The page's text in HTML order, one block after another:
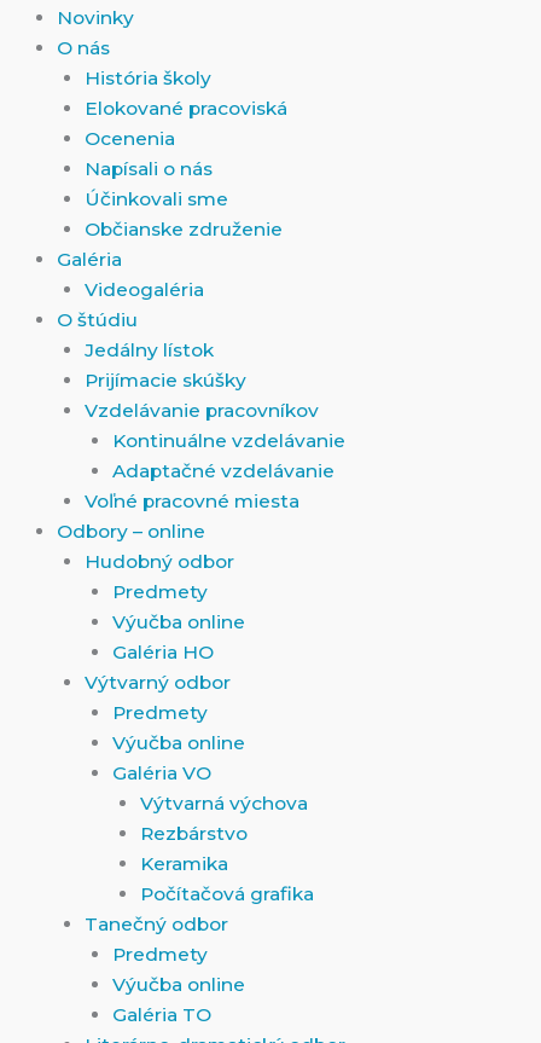
Novinky
O nás
História školy
Elokované pracoviská
Ocenenia
Napísali o nás
Účinkovali sme
Občianske združenie
Galéria
Videogaléria
O štúdiu
Jedálny lístok
Prijímacie skúšky
Vzdelávanie pracovníkov
Kontinuálne vzdelávanie
Adaptačné vzdelávanie
Voľné pracovné miesta
Odbory – online
Hudobný odbor
Predmety
Výučba online
Galéria HO
Výtvarný odbor
Predmety
Výučba online
Galéria VO
Výtvarná výchova
Rezbárstvo
Keramika
Počítačová grafika
Tanečný odbor
Predmety
Výučba online
Galéria TO